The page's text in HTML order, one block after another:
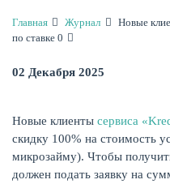
Главная Журнал
Новые
по ставке 0
02 Декабря 2025
Новые клиенты сервиса
скидку 100% на стоимость
микрозайму). Чтобы
должен подать заявку на